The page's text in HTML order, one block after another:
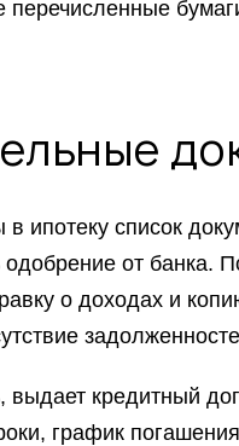
перечисленные
в ипотеку список
от банка.
о доходах и
выдает кредитный
график